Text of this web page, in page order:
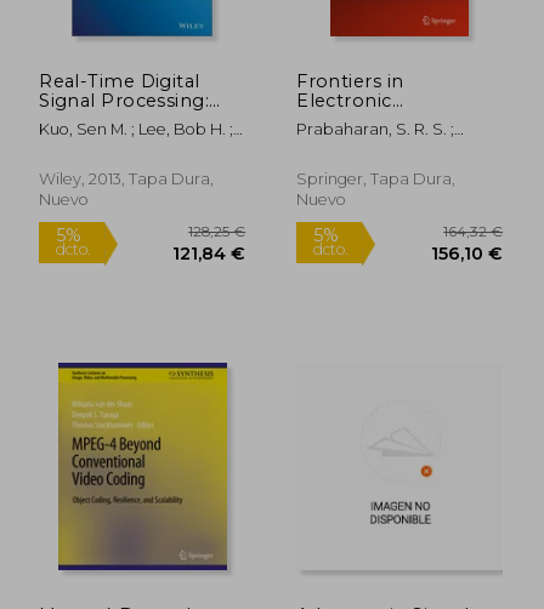
dcto. 23,43 € dcto.
Real-Time Digital
Signal Processing:
Fundamentals,
Implementations and
Inglés)
Kuo, Sen M. ; Lee, Bob H. ;
Wiley, 2013, Tapa Dura,
Nuevo
Frontiers in
Electronic
Technologies: Trends
and Challenges (en
Prabaharan, S. R. S. ;
Magnenat ; Kanchana
Bhaaskaran, V. S.
Springer, Tapa Dura,
Nuevo